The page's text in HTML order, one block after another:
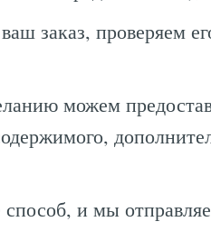
заказ, проверяем
можем
и мы